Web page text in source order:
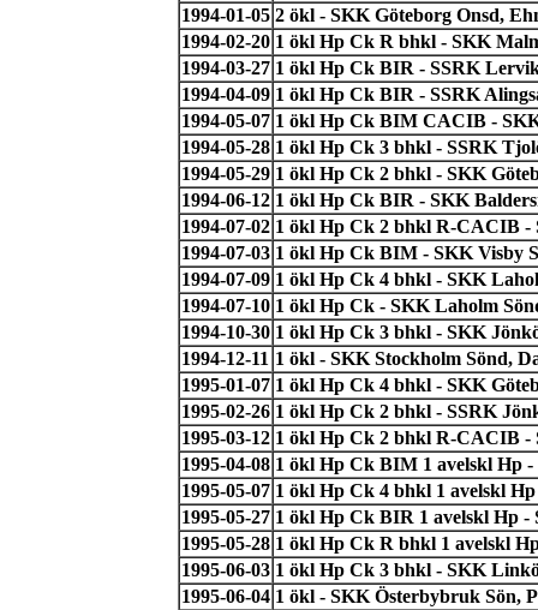
1994-01-05 2 ökl - SKK Göteborg Onsd,
1994-02-20 1 ökl Hp Ck R bhkl - SKK
1994-03-27 1 ökl Hp Ck BIR - SSRK
1994-04-09 1 ökl Hp Ck BIR - SSRK
1994-05-07 1 ökl Hp Ck BIM CACIB -
1994-05-28 1 ökl Hp Ck 3 bhkl - SSRK
1994-05-29 1 ökl Hp Ck 2 bhkl - SKK
1994-06-12 1 ökl Hp Ck BIR - SKK
1994-07-02 1 ökl Hp Ck 2 bhkl R-CACIB -
1994-07-03 1 ökl Hp Ck BIM - SKK Visby
1994-07-09 1 ökl Hp Ck 4 bhkl - SKK
1994-07-10 1 ökl Hp Ck - SKK Laholm
1994-10-30 1 ökl Hp Ck 3 bhkl - SKK
1994-12-11 1 ökl - SKK Stockholm Sönd,
1995-01-07 1 ökl Hp Ck 4 bhkl - SKK
1995-02-26 1 ökl Hp Ck 2 bhkl - SSRK
1995-03-12 1 ökl Hp Ck 2 bhkl R-CACIB -
1995-04-08 1 ökl Hp Ck BIM 1 avelskl Hp
1995-05-07 1 ökl Hp Ck 4 bhkl 1 avelskl
1995-05-27 1 ökl Hp Ck BIR 1 avelskl Hp -
1995-05-28 1 ökl Hp Ck R bhkl 1 avelskl
1995-06-03 1 ökl Hp Ck 3 bhkl - SKK
1995-06-04 1 ökl - SKK Österbybruk Sön,